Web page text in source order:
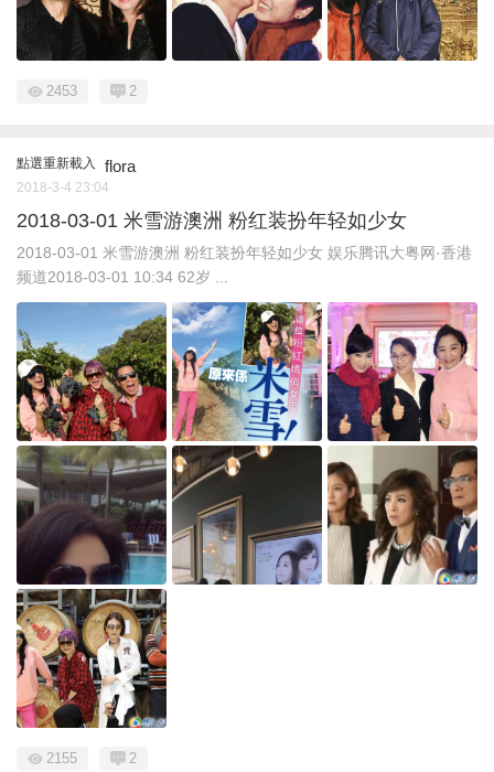
2453 2
點選重新載入 flora
2018-3-4 23:04
2018-03-01 米雪游澳洲 粉红装扮年轻如少女
2018-03-01 米雪游澳洲 粉红装扮年轻如少女 娱乐腾讯大粤网·香港
频道2018-03-01 10:34 62岁 ...
2155 2